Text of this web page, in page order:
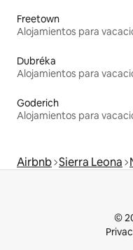
Freetown
Alojamientos para
Dubréka
Alojamientos para
Goderich
Alojamientos para
Airbnb Sierra Leona
©